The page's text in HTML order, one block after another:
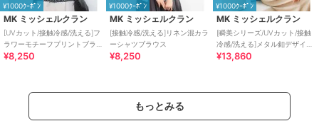
¥1000ｸｰﾎﾟﾝ
MK ミッシェルクラン
[UVカット/接触冷感/洗える]フ
ラワーモチーフプリントブラ
ウス
¥8,250
¥1000ｸｰﾎﾟﾝ
MK ミッシェルクラン
[接触冷感/洗える]リネン混カラ
ーシャツブラウス
¥8,250
¥1000ｸｰﾎﾟﾝ
MK ミッシェルクラン
[瞬美シリーズ/UVカット/接触
冷感/洗える]メタル釦デザイン
サテン地ブラウス
¥13,860
もっとみる